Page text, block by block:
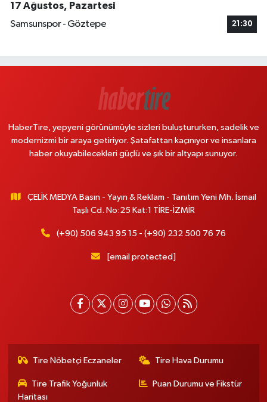
17 Ağustos, Pazartesi
Samsunspor - Göztepe
21:30
HaberTire, yepyeni görünümüyle sizleri buluştururken, sadelik ve
modernizmi bir araya getiriyor. Şatafattan kaçınıyor ve insanlara
haber okuyabilecekleri güçlü ve şık bir altyapı sunuyor.
ÇELİK MEDYA Basın - Yayın & Reklam - Tanıtım Yeni Mh. İsmail
Taşlı Cd. No:25 Kat:1 TİRE-İZMİR
(+90) 506 943 95 15 - (+90) 232 500 76 76
[email protected]
Tire Nöbetçi Eczaneler Tire Hava Durumu
Tire Trafik Yoğunluk
Haritası
Puan Durumu ve Fikstür